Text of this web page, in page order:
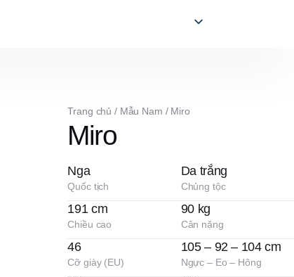
Trang chủ / Mẫu Nam / Miro
Miro
Nga
Quốc tịch
Da trắng
Chủng tộc
191 cm
Chiều cao
90 kg
Cân nặng
46
Cỡ giày (EU)
105 – 92 – 104 cm
Ngực – Eo – Hông